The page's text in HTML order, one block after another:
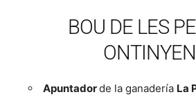
BOU DE LES
Apuntadorde la ganadería La